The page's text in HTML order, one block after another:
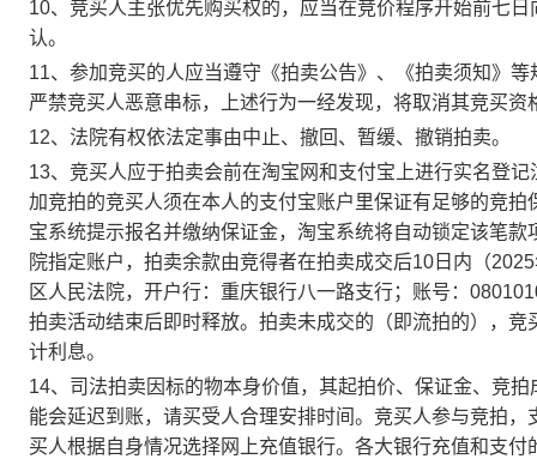
10、竞买人主张优先购买权的，应当在竞价程序开始前七日
认。
11、参加竞买的人应当遵守《拍卖公告》、《拍卖须知》
严禁竞买人恶意串标，上述行为一经发现，将取消其竞买资
12、法院有权依法定事由中止、撤回、暂缓、撤销拍卖。
13、竞买人应于拍卖会前在淘宝网和支付宝上进行实名登
加竞拍的竞买人须在本人的支付宝账户里保证有足够的竞
宝系统提示报名并缴纳保证金，淘宝系统将自动锁定该笔
院指定账户， 拍卖余款由竞得者在拍卖成交后10日内（
区人民法院，开户行：重庆银行八一路支行； 账号：
拍卖活动结束后即时释放。拍卖未成交的（即流拍的），
计利息。
14、司法拍卖因标的物本身价值，其起拍价、保证金、竞
能会延迟到账，请买受人合理安排时间。竞买人参与竞拍
买人根据自身情况选择网上充值银行。各大银行充值和支